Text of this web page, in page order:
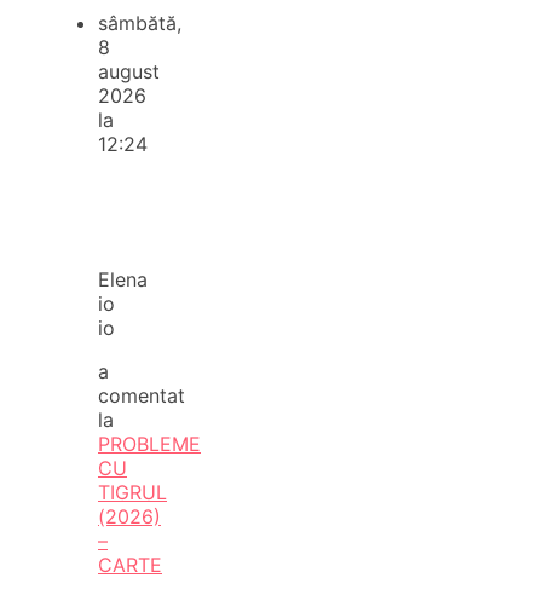
sâmbătă,
8
august
2026
la
12:24
Elena
io
io
a
comentat
la
PROBLEME
CU
TIGRUL
(2026)
–
CARTE